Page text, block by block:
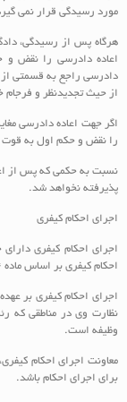
مورد رسیدگی قرار نمی
هرگاه پس از رسیدگی،
اعاده دادرسی را نقض و
دادرسی راجع به قسمتی
از حیث تجدیدنظر و فرجام
اگر جهت اعاده دادرسی
را نقض و حکم اول به قوت
نسبت به حکمی که پس از
پذیرفته نخواهد شد.
اجرای احکام کیفری
اجرای احکام کیفری
احکام کیفری بر اساس ماده 484 قانون آیین دادرسی کیفری می توان گفت:
اجرای احکام کیفری بر
نظارت وی در مناطقی که
وظیفه است.
معاونت اجرای احکام
برای اجرای احکام باشد.